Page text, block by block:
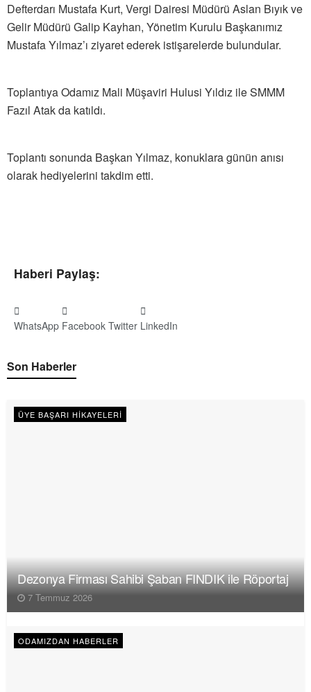
Defterdarı Mustafa Kurt, Vergi Dairesi Müdürü Aslan Bıyık ve
Gelir Müdürü Galip Kayhan, Yönetim Kurulu Başkanımız
Mustafa Yılmaz’ı ziyaret ederek istişarelerde bulundular.
Toplantıya Odamız Mali Müşaviri Hulusi Yıldız ile SMMM
Fazıl Atak da katıldı.
Toplantı sonunda Başkan Yılmaz, konuklara günün anısı
olarak hediyelerini takdim etti.
Haberi Paylaş:
WhatsApp Facebook Twitter LinkedIn
Son Haberler
ÜYE BAŞARI HIKAYELERI
Dezonya Firması Sahibi Şaban FINDIK ile Röportaj
7 Temmuz 2026
ODAMIZDAN HABERLER